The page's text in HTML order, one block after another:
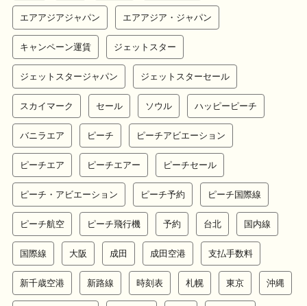
エアアジアジャパン エアアジア・ジャパン
キャンペーン運賃 ジェットスター
ジェットスタージャパン ジェットスターセール
スカイマーク セール ソウル ハッピーピーチ
バニラエア ピーチ ピーチアビエーション
ピーチエア ピーチエアー ピーチセール
ピーチ・アビエーション ピーチ予約 ピーチ国際線
ピーチ航空 ピーチ飛行機 予約 台北 国内線
国際線 大阪 成田 成田空港 支払手数料
新千歳空港 新路線 時刻表 札幌 東京 沖縄